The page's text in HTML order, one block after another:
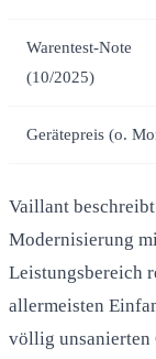
Warentest-Note
(10/2025)
Gerätepreis (o.
Vaillant
Modernisierung
Leistungsbereich
allermeisten
völlig unsanierten